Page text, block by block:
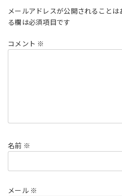
メールアドレスが公開されることは
る欄は必須項目です
コメント ※
名前 ※
メール ※